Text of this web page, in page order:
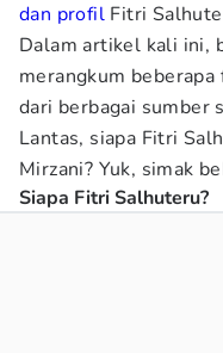
dan profil Fitri
Dalam artikel kali ini,
merangkum
dari berbagai sumber
Lantas, siapa Fitri
Mirzani? Yuk, simak
Siapa Fitri Salhuteru?